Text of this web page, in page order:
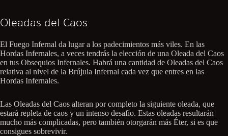
Oleadas del Caos
El Fuego Infernal da lugar a los padecimientos más viles. En las
Hordas Infernales, a veces tendrás la elección de una Oleada del Caos
en tus Obsequios Infernales. Habrá una cantidad de Oleadas del Caos
relativa al nivel de la Brújula Infernal cada vez que entres en las
Hordas Infernales.
Las Oleadas del Caos alteran por completo la siguiente oleada, que
estará repleta de caos y un intenso desafío. Estas oleadas resultarán
mucho más complicadas, pero también otorgarán más Éter, si es que
consigues sobrevivir.